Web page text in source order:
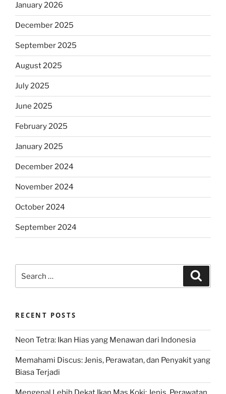
January 2026
December 2025
September 2025
August 2025
July 2025
June 2025
February 2025
January 2025
December 2024
November 2024
October 2024
September 2024
for:
RECENT POSTS
Neon Tetra: Ikan Hias yang Menawan dari Indonesia
Memahami Discus: Jenis, Perawatan, dan Penyakit yang
Biasa Terjadi